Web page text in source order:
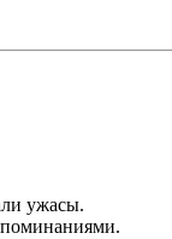
ужасы.